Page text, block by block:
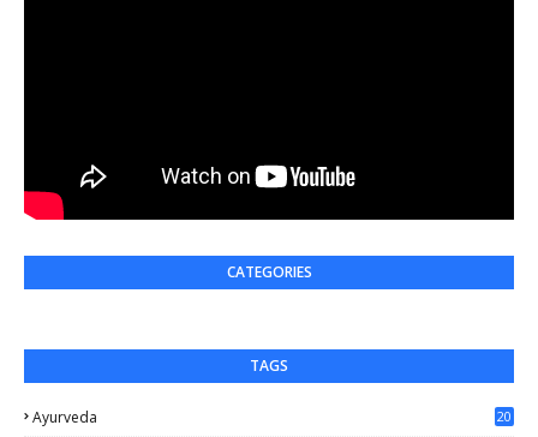
CATEGORIES
TAGS
Ayurveda 20